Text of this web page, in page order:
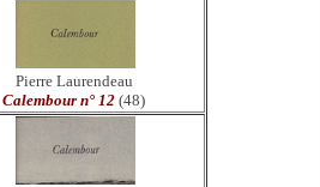
Pierre Laurendeau
Calembour n° 12 (48)